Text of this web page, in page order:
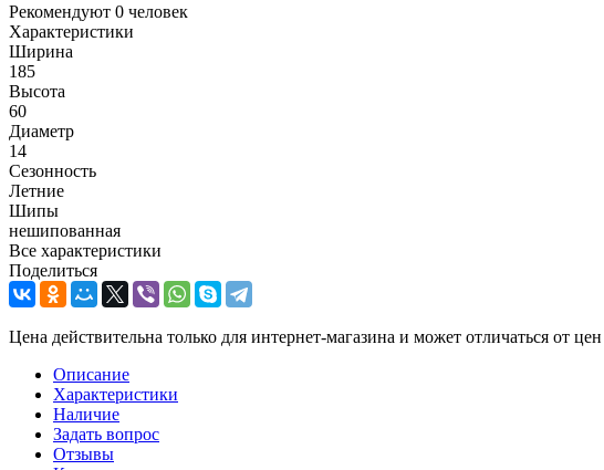
Рекомендуют 0 человек
Характеристики
Ширина
185
Высота
60
Диаметр
14
Сезонность
Летние
Шипы
нешипованная
Все характеристики
Поделиться
Цена действительна только для интернет-магазина и может отличаться от
Описание
Характеристики
Наличие
Задать вопрос
Отзывы